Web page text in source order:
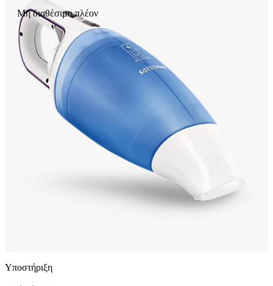
Μη διαθέσιμο πλέον
Υποστήριξη